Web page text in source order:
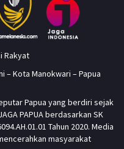
Rakyat
– Kota Manokwari – Papua
Papua yang berdiri sejak
PAPUA berdasarkan SK
Tahun 2020. Media
masyarakat